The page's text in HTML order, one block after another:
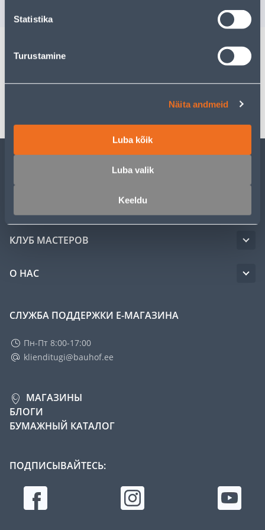
Statistika
Turustamine
Näita andmeid
Luba kõik
Luba valik
Keeldu
ОБСЛУЖИВАНИЕ ЧАСТНЫХ КЛИЕНТОВ
КЛУБ МАСТЕРОВ
О НАС
СЛУЖБА ПОДДЕРЖКИ Е-МАГАЗИНА
Пн-Пт 8:00-17:00
klienditugi@bauhof.ee
МАГАЗИНЫ
БЛОГИ
БУМАЖНЫЙ КАТАЛОГ
ПОДПИСЫВАЙТЕСЬ: